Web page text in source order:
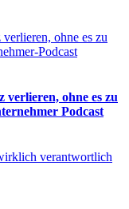
verlieren, ohne es zu
Podcast